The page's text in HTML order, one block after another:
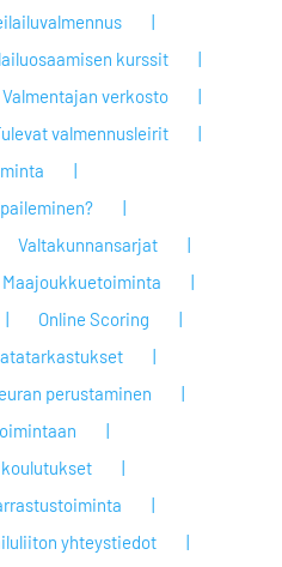
kurssit
Valmentajan verkosto
valmennusleirit
Valtakunnansarjat
Maajoukkuetoiminta
Online Scoring
perustaminen
yhteystiedot